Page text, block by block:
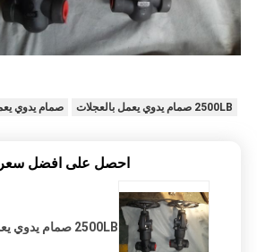
2500LB صمام يدوي يعمل بالعجلات صمام يدوي
احصل على افضل
2500LB صمام يدوي يعمل بالعجلات